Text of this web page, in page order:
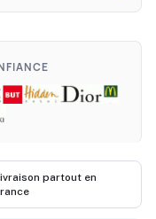
partout en